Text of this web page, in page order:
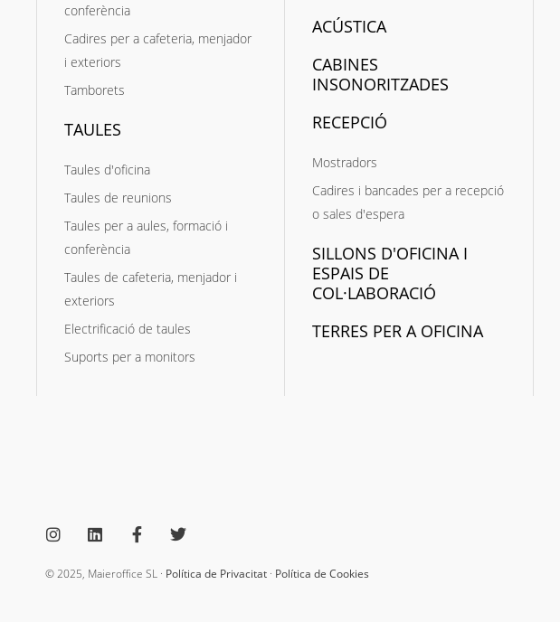
conferència
Cadires per a cafeteria, menjador
i exteriors
Tamborets
TAULES
Taules d'oficina
Taules de reunions
Taules per a aules, formació i
conferència
Taules de cafeteria, menjador i
exteriors
Electrificació de taules
Suports per a monitors
ACÚSTICA
CABINES
INSONORITZADES
RECEPCIÓ
Mostradors
Cadires i bancades per a recepció
o sales d'espera
SILLONS D'OFICINA I
ESPAIS DE
COL·LABORACIÓ
TERRES PER A OFICINA
I
n
s
t
L
i
n
k
F
a
e
T
w
i
t
© 2025, Maieroffice SL · Política de Privacitat · Política de Cookies